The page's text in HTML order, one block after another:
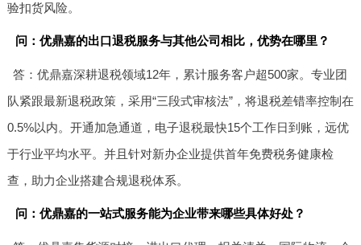
验扣货风险。
问：优鼎嘉的出口退税服务与其他公司相比，优势在哪里？
答：优鼎嘉深耕退税领域12年，累计服务客户超500家。专业团
队紧跟最新退税政策，采用“三段式审核法”，将退税差错率控制在
0.5%以内。开通加急通道，电子退税最快15个工作日到账，远优
于行业平均水平。并且针对新办企业提供首年免费税务健康检
查，助力企业搭建合规退税体系。
问：优鼎嘉的一站式服务能为企业带来哪些具体好处？